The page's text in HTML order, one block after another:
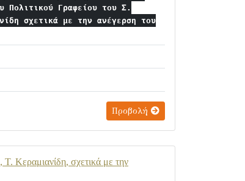
Πολιτικού Γραφείου του Σ.
σχετικά με την ανέγερση του
Προβολή
Κεραμιανίδη, σχετικά με την